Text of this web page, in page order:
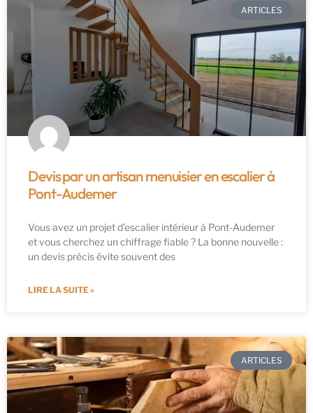
ARTICLES
Devis par un artisan menuisier en escalier à
Pont-Audemer
Vous avez un projet d’escalier intérieur à Pont-Audemer
et vous cherchez un chiffrage fiable ? La bonne nouvelle :
un devis précis évite souvent des
LIRE LA SUITE »
ARTICLES